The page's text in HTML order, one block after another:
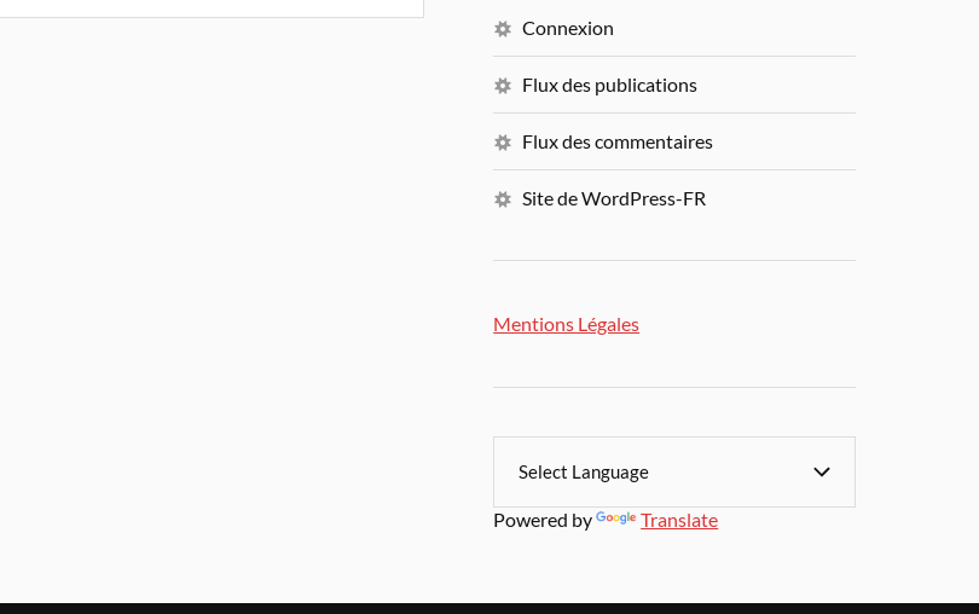
Connexion
Flux des publications
Flux des commentaires
Site de WordPress-FR
Mentions Légales
Powered by Translate